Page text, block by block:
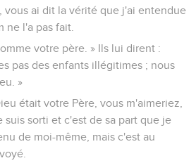
vous ai dit la vérité que j'ai entendue
ne l'a pas fait.
votre père. » Ils lui dirent :
pas des enfants illégitimes ; nous
»
était votre Père, vous m'aimeriez,
suis sorti et c'est de sa part que je
de moi-même, mais c'est au